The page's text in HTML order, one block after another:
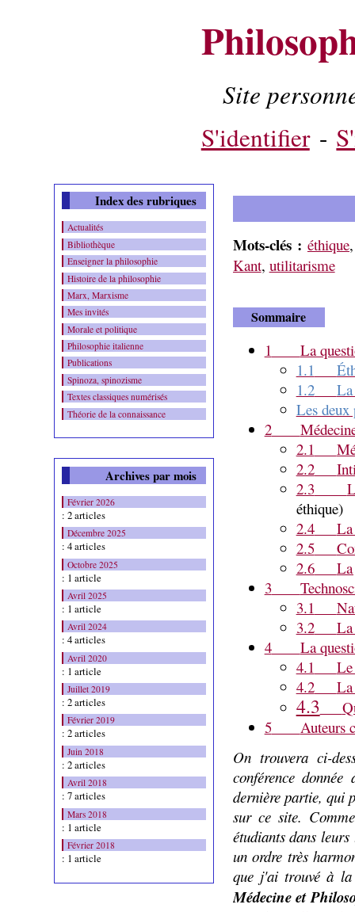
Site
S'identifier -
Index des rubriques
Actualités
Bibliothèque
Enseigner la philosophie
Histoire de la philosophie
Marx, Marxisme
Mes invités
Morale et politique
Philosophie italienne
Publications
Spinoza, spinozisme
Textes classiques numérisés
Théorie de la connaissance
Archives par mois
Février 2026
: 2 articles
Décembre 2025
: 4 articles
Octobre 2025
: 1 article
Avril 2025
: 1 article
Avril 2024
: 4 articles
Avril 2020
: 1 article
Juillet 2019
: 2 articles
Février 2019
: 2 articles
Juin 2018
: 2 articles
Avril 2018
: 7 articles
Mars 2018
: 1 article
Février 2018
: 1 article
Mots-clés : éthique
Kant, utilitarisme
Sommaire
1
La
1.1
1.2
La
Les deux
2
2.1
2.2
2.3
éthique)
2.4
La
2.5
2.6
3
3.1
3.2
La
4
La
4.1
4.2
La
4.3
5
Auteurs
On trouvera ci-
conférence
dernière partie, qui
sur ce site.
étudiants dans
un ordre très
que j'ai trouvé à la
Médecine et